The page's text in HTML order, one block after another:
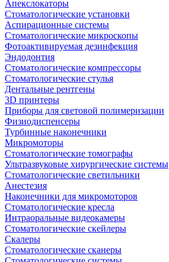
Апекслокаторы
Стоматологические установки
Аспирационные системы
Стоматологические микроскопы
Фотоактивируемая дезинфекция
Эндодонтия
Стоматологические компрессоры
Стоматологические стулья
Дентальные рентгены
3D принтеры
Приборы для световой полимеризации
Физиодиспенсеры
Турбинные наконечники
Микромоторы
Стоматологические томографы
Ультразвуковые хирургические системы
Стоматологические светильники
Анестезия
Наконечники для микромоторов
Стоматологические кресла
Интраоральные видеокамеры
Стоматологические скейлеры
Скалеры
Стоматологические сканеры